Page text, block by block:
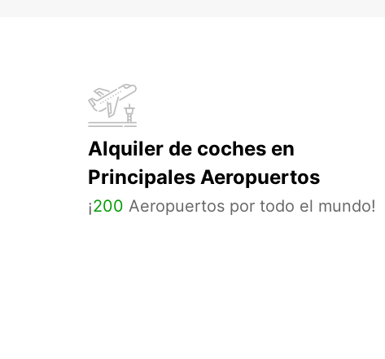
Alquiler de coches en
Principales Aeropuertos
¡200 Aeropuertos por todo el mundo!